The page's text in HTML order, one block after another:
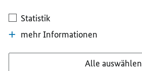
Statistik
mehr Informationen
Alle auswählen